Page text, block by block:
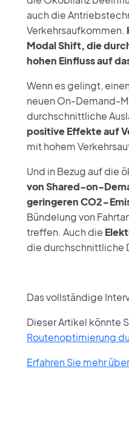
auch die
Verkehrsaufkommen.
Modal Shift, die
hohen Einfluss auf
Wenn es gelingt,
neuen On-Demand-
durchschnittliche
positive Effekte auf
mit hohem
Und in Bezug auf die
von Shared-on-
geringeren CO2-
Bündelung von
treffen. Auch die
die durchschnittliche
Das vollständige
Dieser Artikel könnte
Routenoptimierung
Erfahren Sie mehr